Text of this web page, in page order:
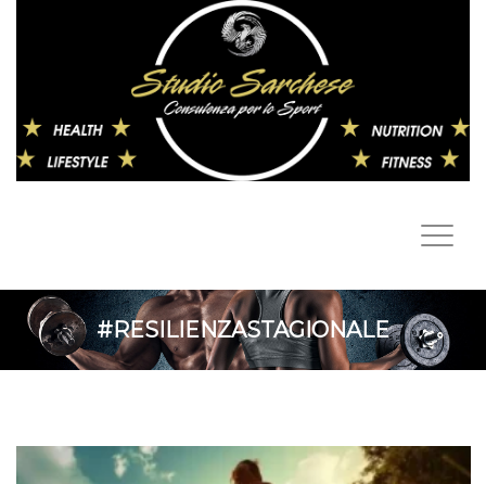
#RESILIENZASTAGIONALE